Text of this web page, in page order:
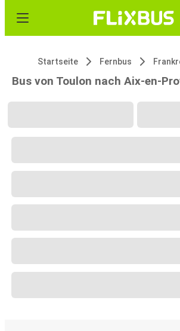
Startseite Fernbus
Bus von Toulon nach Aix-en-